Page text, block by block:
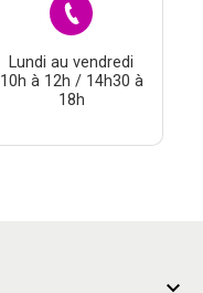
Lundi au vendredi
10h à 12h / 14h30 à
18h